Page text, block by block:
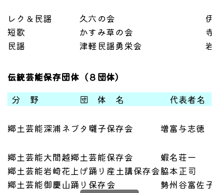
レク＆民謡 久六の会
伊
短歌
かすみ草の会
寺
民謡
津軽民謡勇栄会 岩
伝統芸能保存団体（８団体）
分 野
団 体 名 代表者名
郷土芸能深浦ネブタ囃子保存会 増富与志徳
郷土芸能大間越郷土芸能保存会
蝦名荘一
郷土芸能岩崎花上げ踊り産土講保存会脇本正司
郷土芸能御慶山踊り保存会
勢州谷富佐子